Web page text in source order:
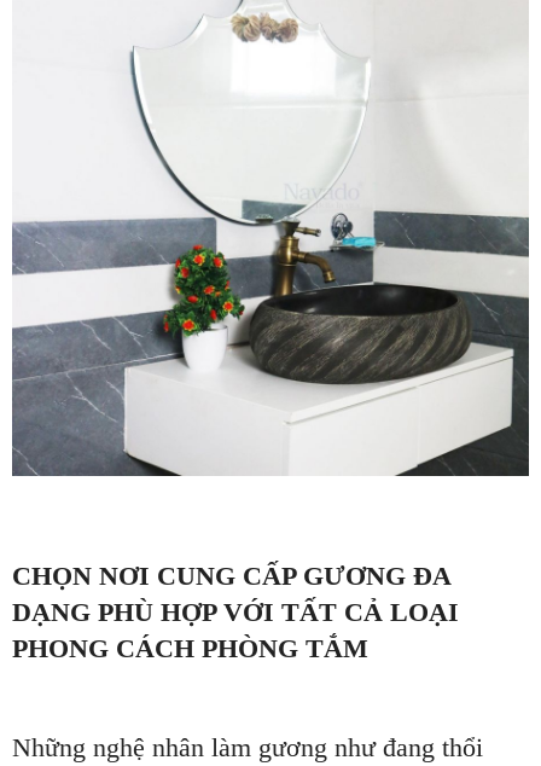
CHỌN NƠI CUNG CẤP GƯƠNG ĐA
DẠNG PHÙ HỢP VỚI TẤT CẢ LOẠI
PHONG CÁCH PHÒNG TẮM
Những nghệ nhân làm gương như đang thổi